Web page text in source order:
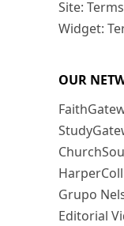
Site:
Widget:
OUR
Grupo
Editorial